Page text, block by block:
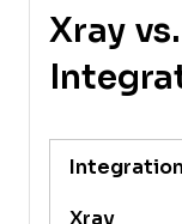
Xray
Integration
Xray